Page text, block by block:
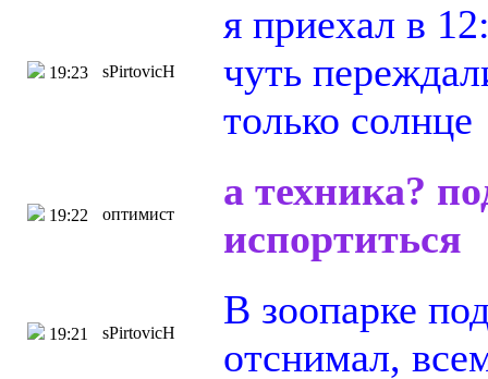
19:23 sPirtovicH
я приехал в
чуть
только солнце
19:22 оптимист
а техника?
испортиться
19:21 sPirtovicH
В зоопарке
отснимал,